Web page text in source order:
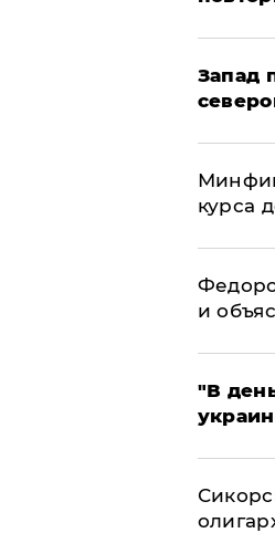
Запад
курса
и
​"В